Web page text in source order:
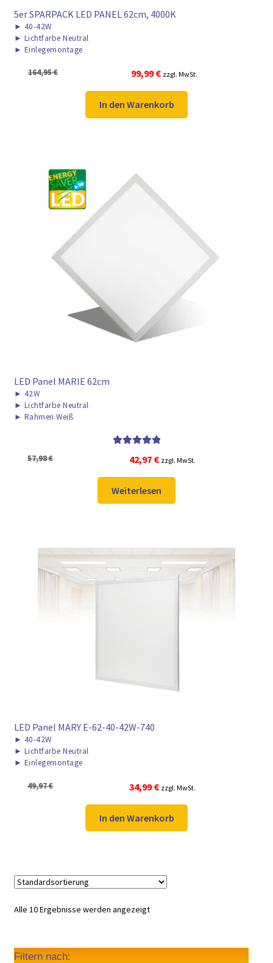
5er SPARPACK LED PANEL 62cm, 4000K
► 40-42W
► Lichtfarbe Neutral
► Einlegemontage
164,95€
Ursprünglicher
Preis
war:
164,95 €
99,99€Aktueller
Preis
ist:
99,99 €.
zzgl. MwSt.
In den Warenkorb
LED Panel MARIE 62cm
► 42W
► Lichtfarbe Neutral
► Rahmen Weiß
von 5
57,98€
Ursprünglicher
war:
57,98 €
42,97 €Aktueller
ist:
42,97 €.
zzgl. MwSt.
Weiterlesen
LED Panel MARY E-62-40-42W-740
► 40-42W
► Lichtfarbe Neutral
► Einlegemontage
49,97€
Ursprünglicher
war:
49,97 €
34,99€Aktueller
ist:
34,99 €.
zzgl. MwSt.
In den Warenkorb
Alle 10 Ergebnisse werden angezeigt
Filtern nach: